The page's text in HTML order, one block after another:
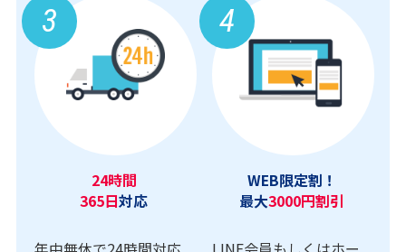
3
24時間
365日対応
4
WEB限定割！
最大3000円割引